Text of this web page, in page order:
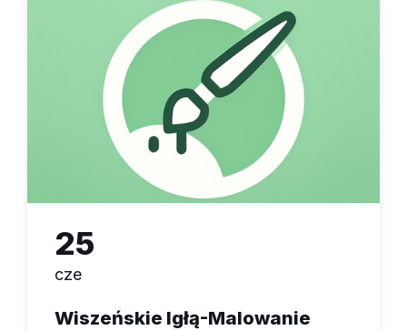
25
cze
Wiszeńskie Igłą-Malowanie